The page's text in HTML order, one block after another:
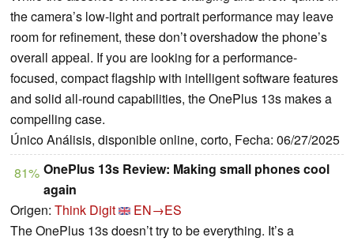
the camera’s low-light and portrait performance may leave
room for refinement, these don’t overshadow the phone’s
overall appeal. If you are looking for a performance-
focused, compact flagship with intelligent software features
and solid all-round capabilities, the OnePlus 13s makes a
compelling case.
Único Análisis, disponible online, corto, Fecha: 06/27/2025
81% OnePlus 13s Review: Making small phones cool
again
Origen: Think Digit
EN→ES
The OnePlus 13s doesn’t try to be everything. It’s a